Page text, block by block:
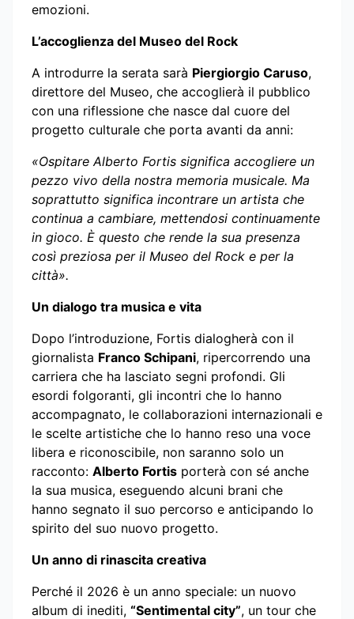
emozioni.
L’accoglienza del Museo del Rock
A introdurre la serata sarà Piergiorgio Caruso,
direttore del Museo, che accoglierà il pubblico
con una riflessione che nasce dal cuore del
progetto culturale che porta avanti da anni:
«Ospitare Alberto Fortis significa accogliere un
pezzo vivo della nostra memoria musicale. Ma
soprattutto significa incontrare un artista che
continua a cambiare, mettendosi continuamente
in gioco. È questo che rende la sua presenza
così preziosa per il Museo del Rock e per la
città».
Un dialogo tra musica e vita
Dopo l’introduzione, Fortis dialogherà con il
giornalista Franco Schipani, ripercorrendo una
carriera che ha lasciato segni profondi. Gli
esordi folgoranti, gli incontri che lo hanno
accompagnato, le collaborazioni internazionali e
le scelte artistiche che lo hanno reso una voce
libera e riconoscibile, non saranno solo un
racconto: Alberto Fortis porterà con sé anche
la sua musica, eseguendo alcuni brani che
hanno segnato il suo percorso e anticipando lo
spirito del suo nuovo progetto.
Un anno di rinascita creativa
Perché il 2026 è un anno speciale: un nuovo
album di inediti, “Sentimental city”, un tour che